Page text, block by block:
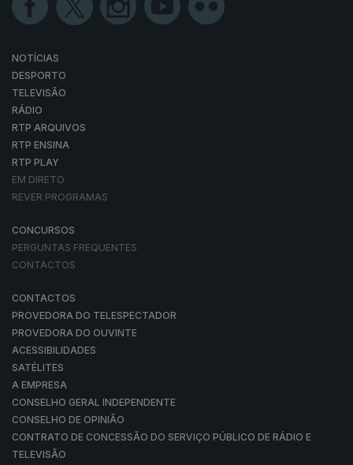
NOTÍCIAS
DESPORTO
TELEVISÃO
RÁDIO
RTP ARQUIVOS
RTP ENSINA
RTP PLAY
EM DIRETO
REVER PROGRAMAS
CONCURSOS
PERGUNTAS FREQUENTES
CONTACTOS
CONTACTOS
PROVEDORA DO TELESPECTADOR
PROVEDORA DO OUVINTE
ACESSIBILIDADES
SATÉLITES
A EMPRESA
CONSELHO GERAL INDEPENDENTE
CONSELHO DE OPINIÃO
CONTRATO DE CONCESSÃO DO SERVIÇO PÚBLICO DE RÁDIO E
TELEVISÃO